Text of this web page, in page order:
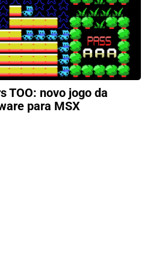
TOO: novo jogo da
para MSX